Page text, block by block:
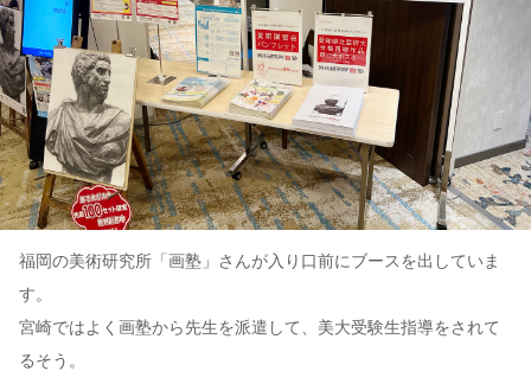
福岡の美術研究所「画塾」さんが入り口前にブースを出していま
す。
宮崎ではよく画塾から先生を派遣して、美大受験生指導をされて
るそう。